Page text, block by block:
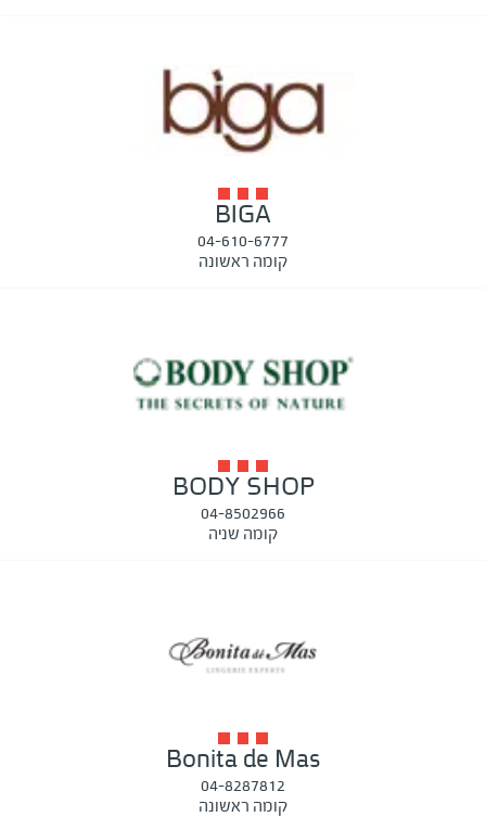
BIGA
04-610-6777
קומה ראשונה
BODY SHOP
04-8502966
קומה שניה
Bonita de Mas
04-8287812
קומה ראשונה